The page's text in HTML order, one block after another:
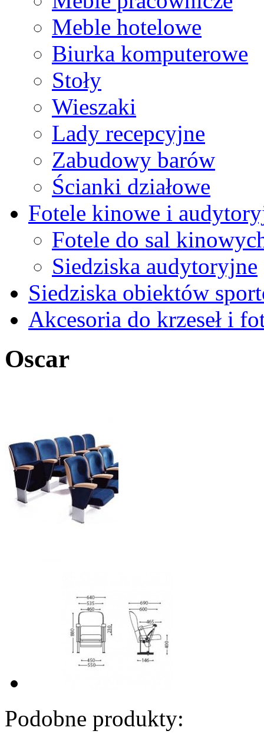
Meble hotelowe
Biurka komputerowe
Stoły
Wieszaki
Lady recepcyjne
Zabudowy barów
Ścianki działowe
Fotele kinowe i
Fotele do sal
Siedziska audytoryjne
Siedziska obiektów
Akcesoria do krzeseł i
Oscar
Podobne produkty: